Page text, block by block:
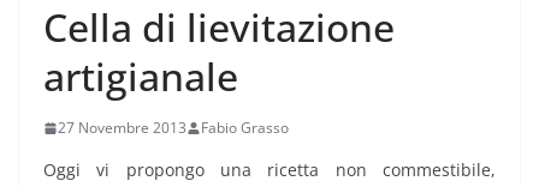
Cella di lievitazione
artigianale
27 Novembre 2013 Fabio Grasso
Oggi vi propongo una ricetta non commestibile,